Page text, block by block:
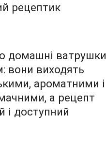
рецептик
домашні ватрушки
вони виходять
ароматними і
а рецепт
і доступний